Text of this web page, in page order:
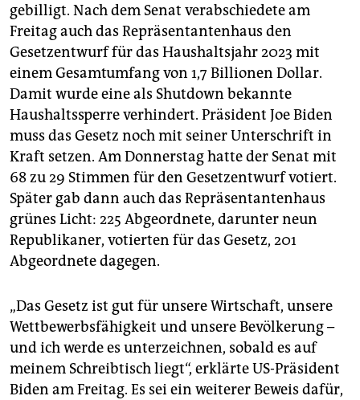
gebilligt. Nach dem Senat verabschiedete am
Freitag auch das Repräsentantenhaus den
Gesetzentwurf für das Haushaltsjahr 2023 mit
einem Gesamtumfang von 1,7 Billionen Dollar.
Damit wurde eine als Shutdown bekannte
Haushaltssperre verhindert. Präsident Joe Biden
muss das Gesetz noch mit seiner Unterschrift in
Kraft setzen. Am Donnerstag hatte der Senat mit
68 zu 29 Stimmen für den Gesetzentwurf votiert.
Später gab dann auch das Repräsentantenhaus
grünes Licht: 225 Abgeordnete, darunter neun
Republikaner, votierten für das Gesetz, 201
Abgeordnete dagegen.
„Das Gesetz ist gut für unsere Wirtschaft, unsere
Wettbewerbsfähigkeit und unsere Bevölkerung –
und ich werde es unterzeichnen, sobald es auf
meinem Schreibtisch liegt“, erklärte US-Präsident
Biden am Freitag. Es sei ein weiterer Beweis dafür,